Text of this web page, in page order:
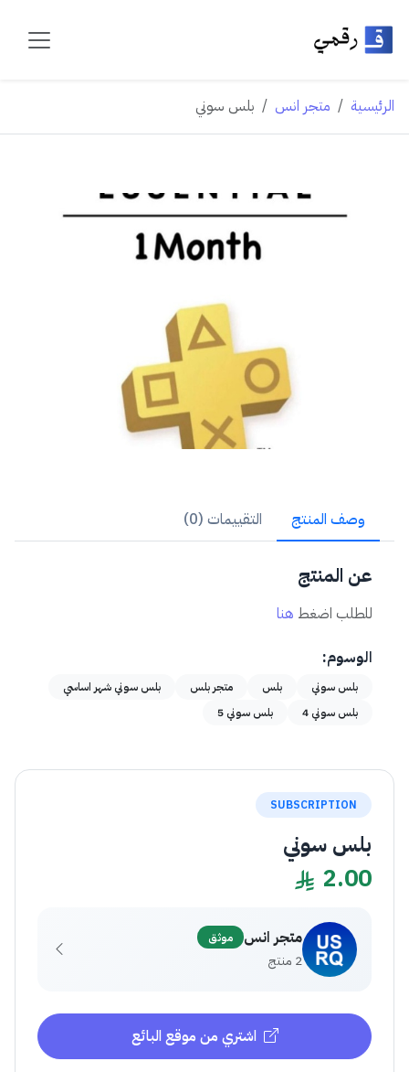
الرئيسية متجر انس بلس سوني
وصف المنتج التقييمات (0)
عن المنتج
للطلب اضغط هنا
الوسوم:
بلس سوني بلس متجر بلس
بلس سوني شهر اساسي
بلس سوني 4
بلس سوني 5
SUBSCRIPTION
بلس سوني
2.00
متجر انس موثق
2 منتج
اشتري من موقع البائع